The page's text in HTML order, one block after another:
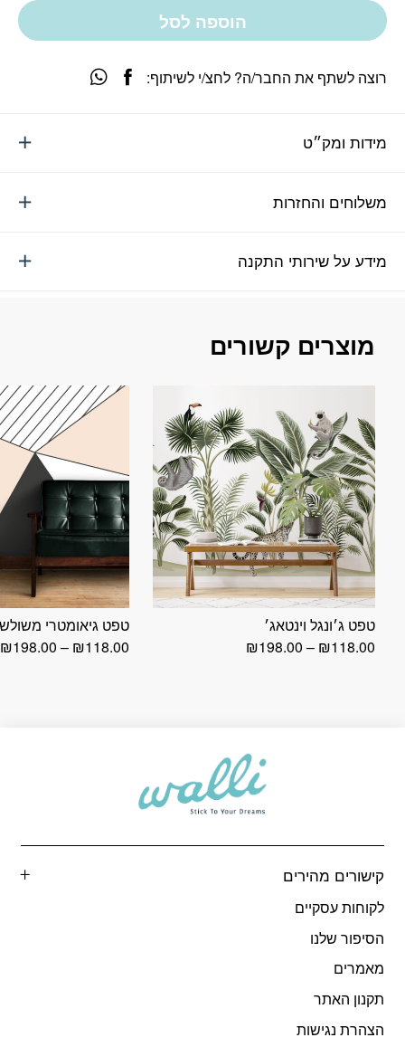
הוספה לסל
מידות ומק״ט
משלוחים והחזרות
מידע על שירותי התקנה
רוצה לשתף את החבר/ה? לחצ/י לשיתוף:
מוצרים קשורים
טפט ג׳ונגל וינטאג׳
₪118.00
–
₪198.00
טפט גיאומטרי
₪118.00
–
₪198.00
קישורים מהירים
לקוחות עסקיים
הסיפור שלנו
מאמרים
תקנון האתר
הצהרת נגישות